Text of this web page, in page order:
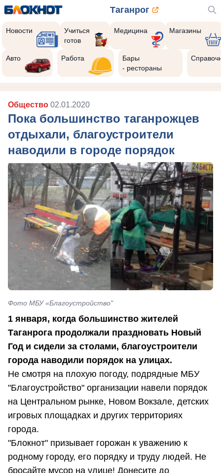
Таганрог
Новости
Учиться
готов
Медицина Магазины
Авто Работа
Бары
- рестораны
Общество 02.01.2020
Пока большинство таганрожцев
отдыхали, благоустроители
наводили в городе порядок
Фото МБУ «Благоустройство"
1 января, когда большинство жителей
Таганрога продолжали праздновать Новый
Год и сидели за столами, благоустроители
города наводили порядок на улицах.
Не смотря на плохую погоду, подрядные МБУ
"Благоустройство" организации навели порядок
на Центральном рынке, Новом Вокзале, детских
игровых площадках и других территориях
города.
"Блокнот" призывает горожан к уважению к
родному городу, его порядку и труду людей. Не
бросайте мусор на улице! Донесите до